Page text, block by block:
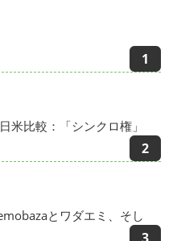
米比較：「シンクロ権」
とワダエミ、そし